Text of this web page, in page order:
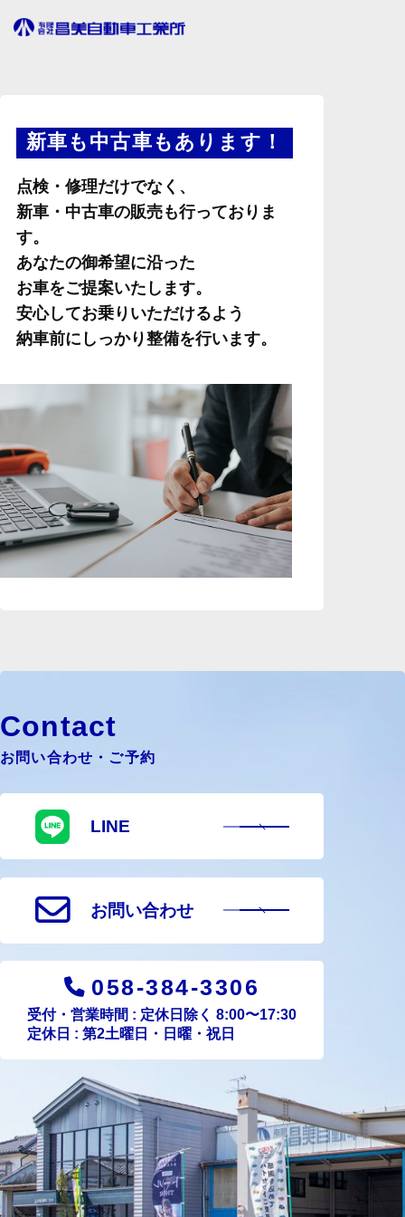
おねうち車検コース
おすすめ車検コース
おまかせ車検コース
トラック＆バン車検価格表
メンテナンス
12ヶ月点検
6ヶ月点検
タイヤ交換
修理・ボディコート
板金塗装
ボディコート
自動車販売
お知らせ
店舗情報
お問い合わせ
Car sales
自動車販売
新車も中古車もあります！
点検・修理だけでなく、
新車・中古車の販売も行っておりま
す。
あなたの御希望に沿った
お車をご提案いたします。
安心してお乗りいただけるよう
納車前にしっかり整備を行います。
Contact
お問い合わせ・ご予約
LINE
お問い合わせ
058-384-3306
受付・営業時間 : 定休日除く 8:00〜17:30
定休日 : 第2土曜日・日曜・祝日